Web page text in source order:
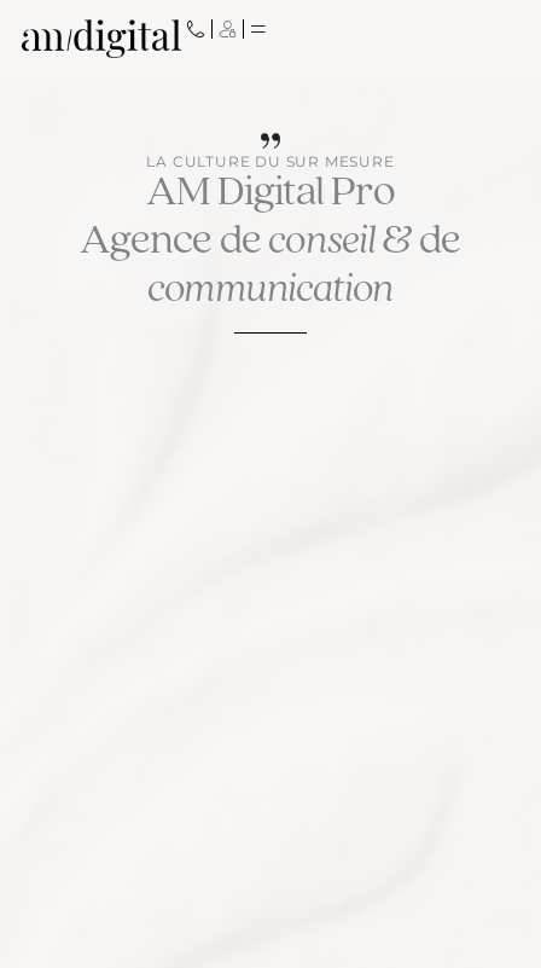
LA CULTURE DU SUR MESURE
AM Digital Pro
Agence deconseil& de
communication